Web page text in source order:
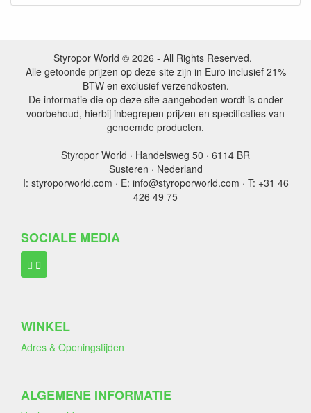
Styropor World © 2026 - All Rights Reserved.
Alle getoonde prijzen op deze site zijn in Euro inclusief 21%
BTW en exclusief verzendkosten.
De informatie die op deze site aangeboden wordt is onder
voorbehoud, hierbij inbegrepen prijzen en specificaties van
genoemde producten.
Styropor World · Handelsweg 50 · 6114 BR
Susteren · Nederland
I: styroporworld.com · E: info@styroporworld.com · T: +31 46
426 49 75
SOCIALE MEDIA
WINKEL
Adres & Openingstijden
ALGEMENE INFORMATIE